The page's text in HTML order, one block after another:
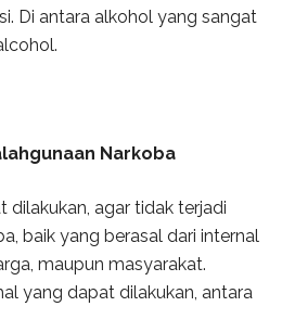
Di antara alkohol yang sangat
Narkoba
dilakukan, agar tidak terjadi
baik yang berasal dari internal
maupun masyarakat.
yang dapat dilakukan, antara